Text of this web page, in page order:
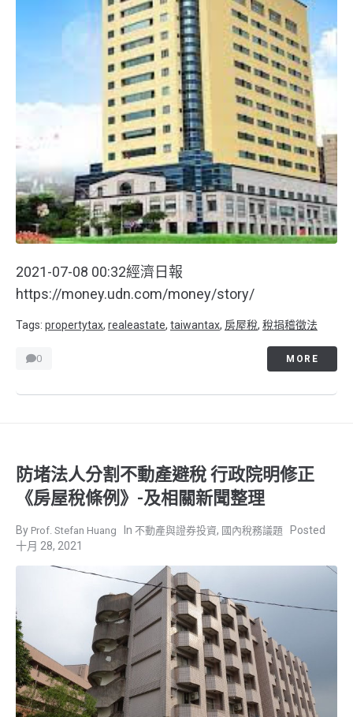
2021-07-08 00:32經濟日報
https://money.udn.com/money/story/
Tags: propertytax, realeastate, taiwantax, 房屋稅, 稅捐稽徵法
0 MORE
防堵法人分割不動產避稅 行政院明修正
《房屋稅條例》-及相關新聞整理
Prof. Stefan Huang 不動產與證券投資, 國內稅務議題
十月 28, 2021